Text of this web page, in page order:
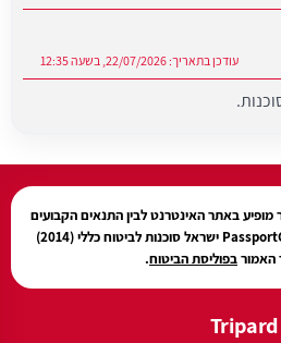
עודכן בתאריך: 22/07/2026, בשעה 12:35
באתר האינטרנט לבין התנאים הקבועים
בפוליסת הביטוח של חברת PassportCard ישראל סוכנות לביטוח כללי (2014)
האמורבפוליסת הביטוח.
Tripard